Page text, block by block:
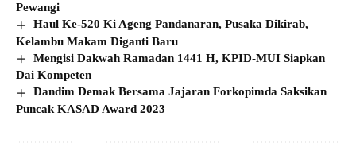
Pewangi
Haul Ke-520 Ki Ageng Pandanaran, Pusaka Dikirab,
Kelambu Makam Diganti Baru
Mengisi Dakwah Ramadan 1441 H, KPID-MUI Siapkan
Dai Kompeten
Dandim Demak Bersama Jajaran Forkopimda Saksikan
Puncak KASAD Award 2023